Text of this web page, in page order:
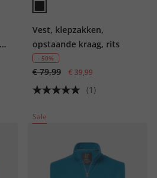
Vest, klepzakken,
opstaande kraag, rits
- 50%
€ 79,99 € 39,99
(1)
Sale